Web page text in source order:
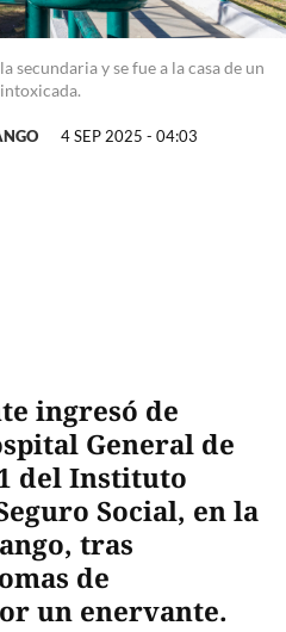
secundaria y se fue a la casa de un
4 SEP 2025 - 04:03
ingresó de
General de
del Instituto
Social, en la
tras
de
un enervante.